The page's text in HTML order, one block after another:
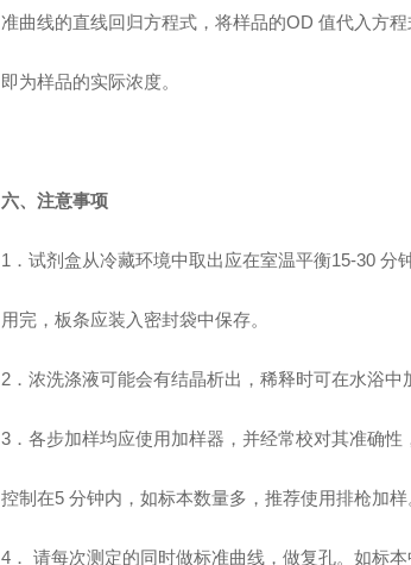
准曲线的直线回归方程式，将样品的OD 值代入方
即为样品的实际浓度。
六、注意事项
1 ．试剂盒从冷藏环境中取出应在室温平衡15-30
用完，板条应装入密封袋中保存。
2．浓洗涤液可能会有结晶析出，稀释时可在水浴中
3．各步加样均应使用加样器，并经常校对其准确
控制在5 分钟内，如标本数量多，推荐使用排枪加样
4． 请每次测定的同时做标准曲线，做复孔。如标